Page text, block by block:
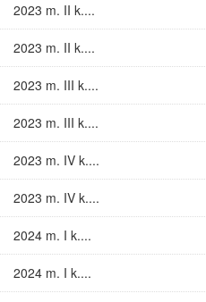
2023 m. II k....
2023 m. II k....
2023 m. III k....
2023 m. III k....
2023 m. IV k....
2023 m. IV k....
2024 m. I k....
2024 m. I k....